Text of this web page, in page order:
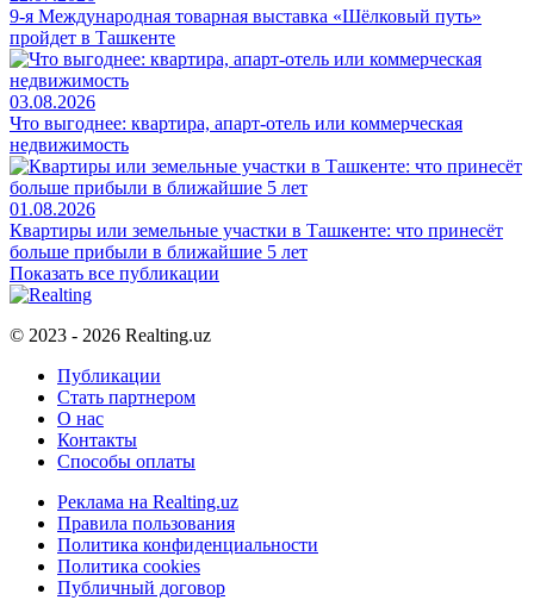
9-я Международная товарная выставка «Шёлковый путь»
пройдет в Ташкенте
03.08.2026
Что выгоднее: квартира, апарт-отель или коммерческая
недвижимость
01.08.2026
Квартиры или земельные участки в Ташкенте: что принесёт
больше прибыли в ближайшие 5 лет
Показать все публикации
© 2023 - 2026 Realting.uz
Публикации
Стать партнером
О нас
Контакты
Способы оплаты
Реклама на Realting.uz
Правила пользования
Политика конфиденциальности
Политика cookies
Публичный договор